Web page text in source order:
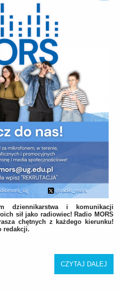
dziennikarstwa i komunikacji
sił jako radiowiec! Radio MORS
chętnych z każdego kierunku!
redakcji.
CZYTAJ DALEJ